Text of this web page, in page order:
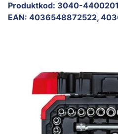
Produktkod: 3040-
EAN: 4036548872522,